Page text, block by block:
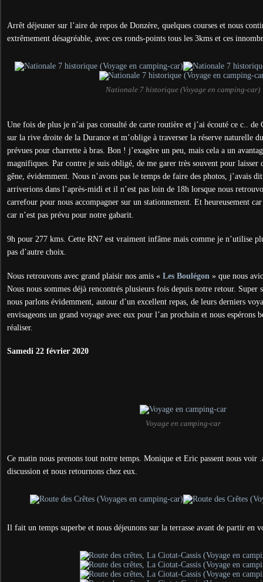
Arrêt déjeuner sur l’aire de repos de Donzère, quelques courses et nous
extrêmement désagréable, avec ces ronds-points tous les 3kms et ces
Nationale 7 historique (Voyage en camping-car)
Une fois de plus je n’ai pas consulté de carte routière et j’ai écouté ce c.. de
sur la rive droite de la Durance et m’oblige à traverser la réserve naturelle
prévues pour charrette à bras. Bon ! j’exagère un peu, mais cela a un
magnifiques. Par contre je suis obligé, de me garer très souvent pour laisser
gêne, évidemment. Nous n’avons pas le temps de faire des photos, j’avais
arriverions dans l’après-midi et il n’est pas loin de 18h lorsque nous
carrefour pour nous accompagner sur un stationnement. Et heureusement
car n’est pas prévu pour notre gabarit.
9h pour 277 kms. Cette RN7 est vraiment infâme mais comme je n’utilise
pas d’autre choix.
Nous retrouvons avec grand plaisir nos amis « Les Boulégon » que nous
Nous nous sommes déjà rencontrés plusieurs fois depuis notre retour. Super
nous parlons évidemment, autour d’un excellent repas, de leurs derniers
envisageons un grand voyage avec eux pour l’an prochain et nous espérons
réaliser.
Samedi 22 février 2020
Voyage en camping-car
Ce matin nous prenons tout notre temps. Monique et Eric passent nous voir
discussion et nous retournons chez eux.
Il fait un temps superbe et nous déjeunons sur la terrasse avant de partir en